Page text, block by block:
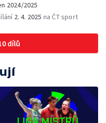
2024/2025
2. 4. 2025 na ČT sport
dílů